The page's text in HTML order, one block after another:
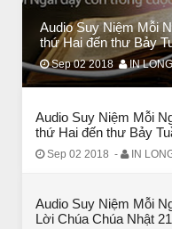
Audio Suy Niệm Mỗi
thứ Hai đến thư Bảy
Sep 02 2018 IN
Audio Suy Niệm Mỗi
thứ Hai đến thư Bảy
Sep 02 2018 - IN
Audio Suy Niệm Mỗi
Lời Chúa Chúa Nhật
CHUYỆN Ý NGHĨA
Chuyen Y Nghia: